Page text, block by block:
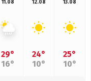
11.08
29°
16°
12.08
24°
10°
13.08
25°
10°